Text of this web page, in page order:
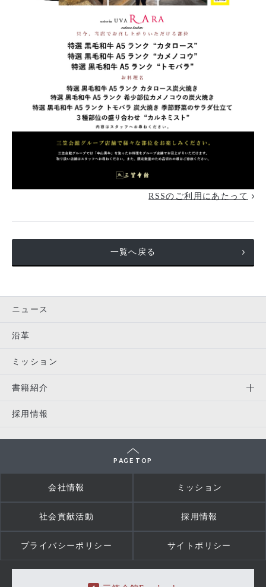
RSSのご利用にあたって
一覧へ戻る
ニュース
沿革
ミッション
書籍紹介
採用情報
PAGE TOP
会社情報 ミッション
社会貢献活動 採用情報
プライバシーポリシー サイトポリシー